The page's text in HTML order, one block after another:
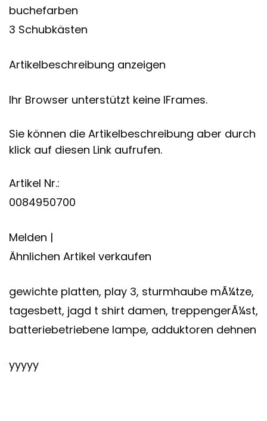
buchefarben
3 Schubkästen
Artikelbeschreibung anzeigen
Ihr Browser unterstützt keine IFrames.
Sie können die Artikelbeschreibung aber durch
klick auf diesen Link aufrufen.
Artikel Nr.:
0084950700
Melden |
Ähnlichen Artikel verkaufen
gewichte platten, play 3, sturmhaube mÃ¼tze,
tagesbett, jagd t shirt damen, treppengerÃ¼st,
batteriebetriebene lampe, adduktoren dehnen
yyyyy